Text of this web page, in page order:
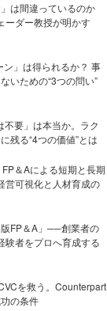
は間違っているのか
ダー教授が明かす
」は得られるか？ 事
いための“3つの問い”
不要」は本当か。ラク
残る“4つの価値”とは
＆Aによる短期と長期
可視化と人材育成の
FP＆A」──創業者の
験者をプロへ育成する
を救う。Counterpart
の条件